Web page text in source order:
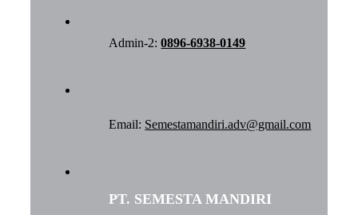
Admin-2:0896-6938-0149
Email: Semestamandiri.adv@gmail.com
PT. SEMESTA MANDIRI